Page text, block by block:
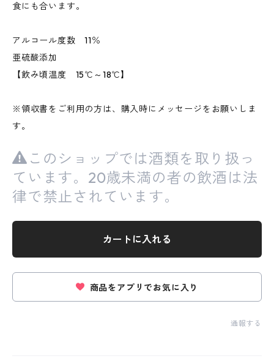
食にも合います。
アルコール度数 11％
亜硫酸添加
【飲み頃温度 15℃～18℃】
※領収書をご利用の方は、購入時にメッセージをお願いしま
す。
このショップでは酒類を取り扱っ
ています。20歳未満の者の飲酒は法
律で禁止されています。
カートに入れる
商品をアプリでお気に入り
通報する